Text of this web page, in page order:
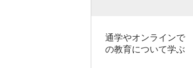
通学やオンラインで
の教育について学ぶ